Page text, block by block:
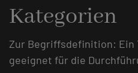
Kategorien
Zur Begriffsdefinition: Ein
geeignet für die